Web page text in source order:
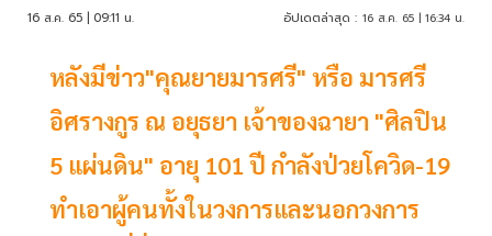
16 ส.ค. 65 | 09:11 น. อัปเดตล่าสุด : 16 ส.ค. 65 | 16:34 น.
หลังมีข่าว"คุณยายมารศรี" หรือ มารศรี
อิศรางกูร ณ อยุธยา เจ้าของฉายา "ศิลปิน
5 แผ่นดิน" อายุ 101 ปี กำลังป่วยโควิด-19
ทำเอาผู้คนทั้งในวงการและนอกวงการ